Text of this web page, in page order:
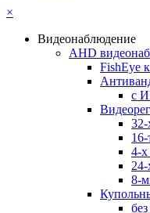
×
Видеонаблюдение
AHD
FishEye
с
32-
4-х
8-